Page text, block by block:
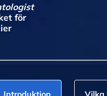
för
Introduktion Vilka